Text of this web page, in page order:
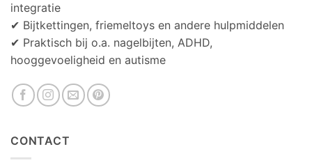
integratie
✔ Bijtkettingen, friemeltoys en andere hulpmiddelen
✔ Praktisch bij o.a. nagelbijten, ADHD,
hooggevoeligheid en autisme
CONTACT